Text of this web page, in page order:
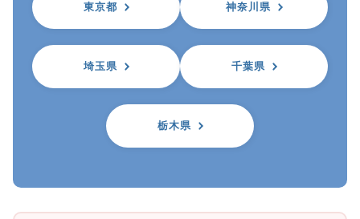
東京都 神奈川県
埼玉県 千葉県
栃木県